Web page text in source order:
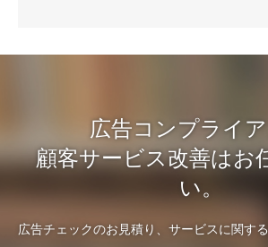
広告コンプライ
顧客サービス改善はお
い。
広告チェックのお見積り、サービスに関す